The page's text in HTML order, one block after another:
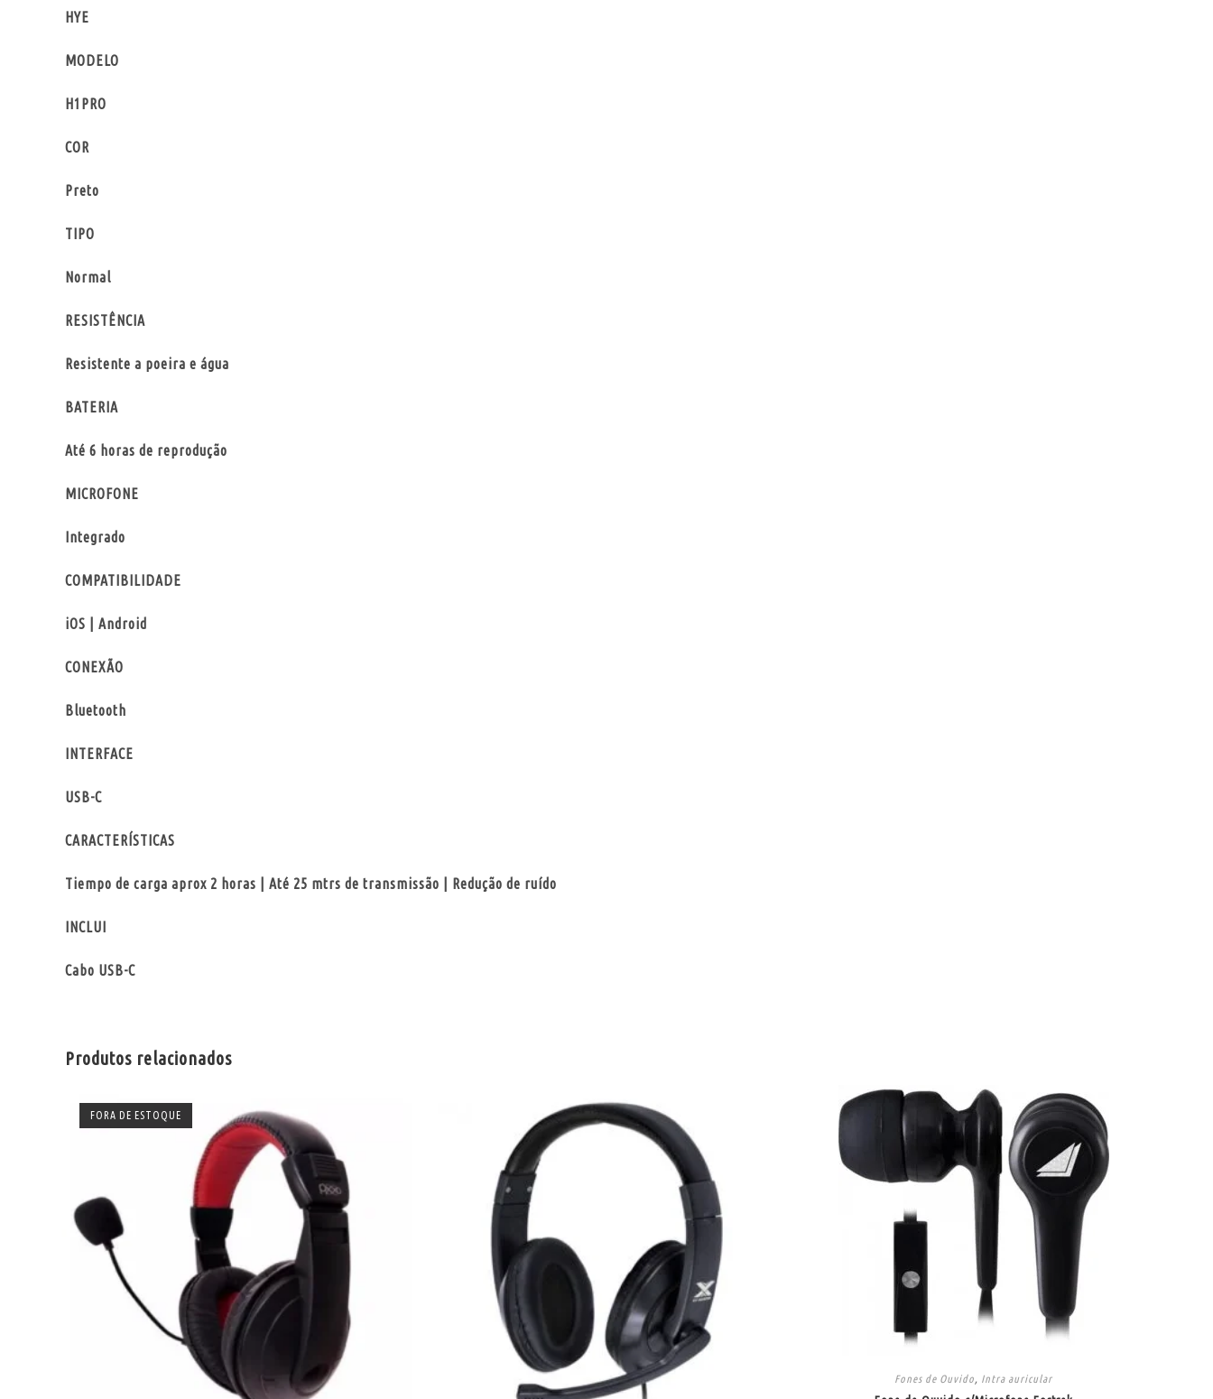
HYE
MODELO
H1PRO
COR
Preto
TIPO
Normal
RESISTÊNCIA
Resistente a poeira e água
BATERIA
Até 6 horas de reprodução
MICROFONE
Integrado
COMPATIBILIDADE
iOS | Android
CONEXÃO
Bluetooth
INTERFACE
USB-C
CARACTERÍSTICAS
Tiempo de carga aprox 2 horas | Até 25 mtrs de transmissão | Redução de ruído
INCLUI
Cabo USB-C
Produtos relacionados
FORA DE ESTOQUE
Fones de Ouvido, Intra auricular